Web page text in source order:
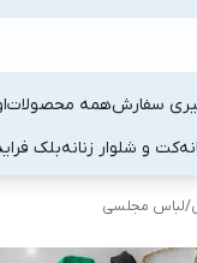
سفارشهمه محصولات
کت و شلوار زنانهبلک
/لباس مجلسی